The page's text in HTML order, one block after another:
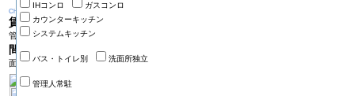
IHコンロ
ガスコンロ
カウンターキッチン
システムキッチン
バス・トイレ別 洗面所独立
管理人常駐
Change
賃料10.0万円
管理費 15000円
間取り
面積 20.32㎡